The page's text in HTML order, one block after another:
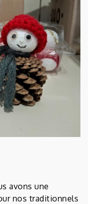
avons une
nos traditionnels